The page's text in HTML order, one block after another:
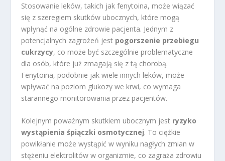
Stosowanie leków, takich jak fenytoina, może wiązać
się z szeregiem skutków ubocznych, które mogą
wpłynąć na ogólne zdrowie pacjenta. Jednym z
potencjalnych zagrożeń jest pogorszenie przebiegu
cukrzycy, co może być szczególnie problematyczne
dla osób, które już zmagają się z tą chorobą.
Fenytoina, podobnie jak wiele innych leków, może
wpływać na poziom glukozy we krwi, co wymaga
starannego monitorowania przez pacjentów.
Kolejnym poważnym skutkiem ubocznym jest ryzyko
wystąpienia śpiączki osmotycznej. To ciężkie
powikłanie może wystąpić w wyniku nagłych zmian w
stężeniu elektrolitów w organizmie, co zagraża zdrowiu